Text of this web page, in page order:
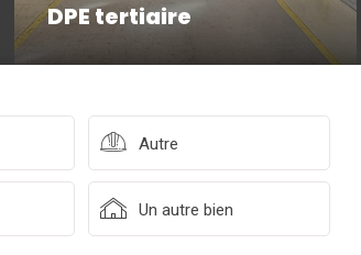
DPE tertiaire
Autre
Un autre bien